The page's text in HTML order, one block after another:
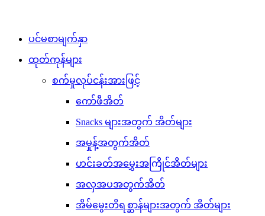
ပင်မစာမျက်နှာ
ထုတ်ကုန်များ
စက်မှုလုပ်ငန်းအားဖြင့်
ကော်ဖီအိတ်
Snacks များအတွက် အိတ်များ
အမှုန့်အတွက်အိတ်
ဟင်းခတ်အမွှေးအကြိုင်အိတ်များ
အလှအပအတွက်အိတ်
အိမ်မွေးတိရစ္ဆာန်များအတွက် အိတ်များ